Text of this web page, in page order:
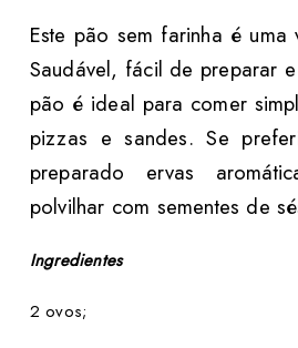
Este pão sem farinha é
Saudável, fácil de preparar
pão é ideal para comer
pizzas e sandes. Se
preparado ervas
polvilhar com sementes de
Ingredientes
2 ovos;